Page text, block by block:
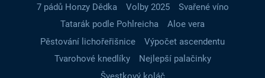
7 pádů Honzy Dědka
Volby 2025
Svařené víno
Tatarák podle Pohlreicha
Aloe vera
Pěstování lichořeřišnice
Výpočet ascendentu
Tvarohové knedlíky
Nejlepší palačinky